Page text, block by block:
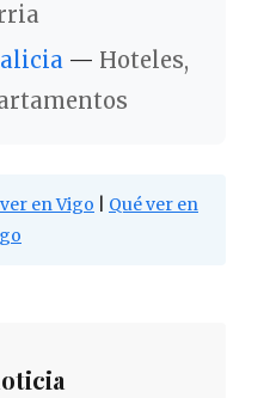
— Hoteles,
en Vigo
Qué ver en